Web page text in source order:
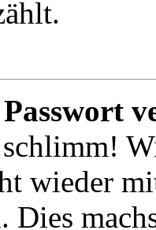
wieder
Dies